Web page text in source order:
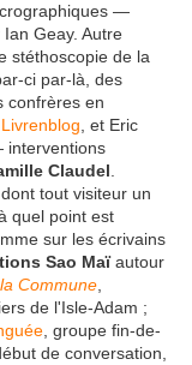
—
Geay. Autre
stéthoscopie de la
ci par-là, des
confrères en
Livrenblog , et Eric
Claudel
tout visiteur un
quel point est
sur les écrivains
Sao Maïautour
Commune
de l'Isle-Adam ;
, groupe fin-de-
de conversation,